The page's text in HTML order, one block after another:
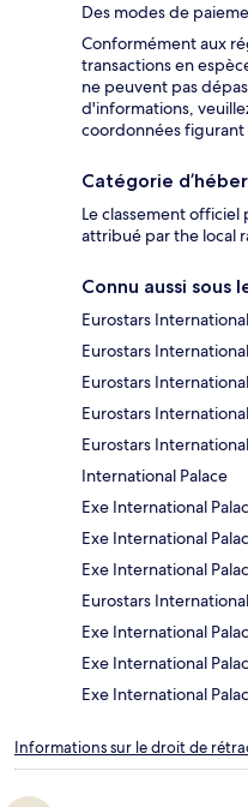
Des modes de
Conformément aux
transactions en
ne peuvent pas
d'informations,
coordonnées figurant
Catégorie
Le classement
attribué par the local
Connu aussi sous
Eurostars International
Eurostars
Eurostars
Eurostars
Eurostars
International Palace
Exe International
Exe International
Exe International
Eurostars
Exe International
Exe International
Exe International
Informations sur le droit de